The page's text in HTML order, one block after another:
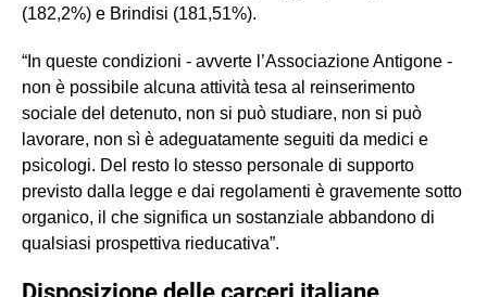
(182,2%) e Brindisi (181,51%).
“In queste condizioni - avverte l’Associazione Antigone -
non è possibile alcuna attività tesa al reinserimento
sociale del detenuto, non si può studiare, non si può
lavorare, non sì è adeguatamente seguiti da medici e
psicologi. Del resto lo stesso personale di supporto
previsto dalla legge e dai regolamenti è gravemente sotto
organico, il che significa un sostanziale abbandono di
qualsiasi prospettiva rieducativa”.